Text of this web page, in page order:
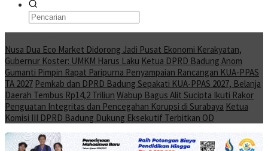
Nusa Dua Eco Market Didorong Jadi Pusat Ekonomi Kerakyatan,
Gubernur Koster: UMKM Harus Laku Ketua DPRD Badung Anom
Gumanti Pimpin Rapat Paripurna Penyampaian Rancangan KUA-PPAS
TA 2027 Pemkab dan DPRD Badung Sepakati KUA-PPAS 2027, Belanja
Daerah Tembus Rp14,2 Triliun Wabup Bagus Alit Sucipta Ikuti Rakor
Penguatan Integritas dan Pencegahan Korupsi di Surabaya Ketua
Komisi III DPRD Badung Dukung Eksekutif Terbitkan OD